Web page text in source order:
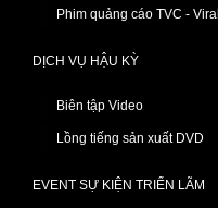
Phim quảng cáo TVC - Viral
DỊCH VỤ HẬU KỲ
Biên tập Video
Lồng tiếng sản xuất DVD
EVENT SỰ KIỆN TRIỂN LÃM